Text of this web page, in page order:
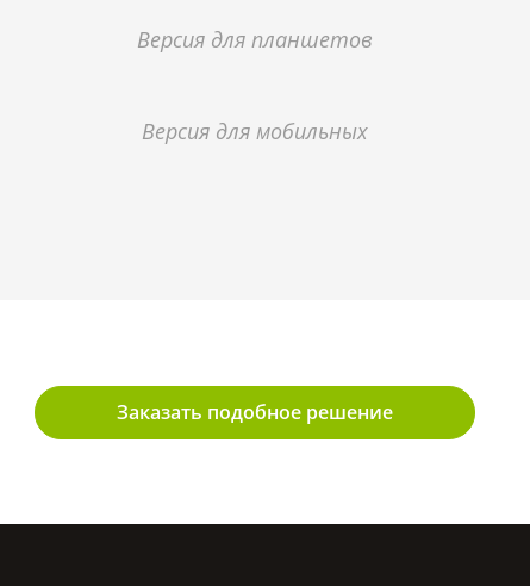
Версия для планшетов
Версия для мобильных
Заказать подобное решение